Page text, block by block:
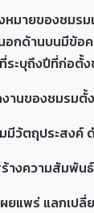
องชมรมเป็น
กด้านบนมีข้อค
ะบุถึงปีที่ก่อตั้
งชมรมตั้งอ
มรมมี
มพันธ์ ส่งเส
เปลี่ยนความ